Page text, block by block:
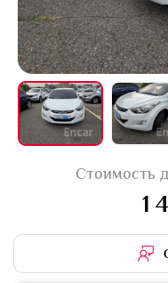
Стоимость
1